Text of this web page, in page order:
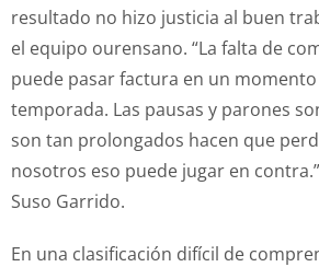
resultado no hizo justicia al buen
el equipo ourensano. “La falta de
puede pasar factura en un
temporada. Las pausas y parones
son tan prolongados hacen que
nosotros eso puede jugar en
Suso Garrido.
En una clasificación difícil de